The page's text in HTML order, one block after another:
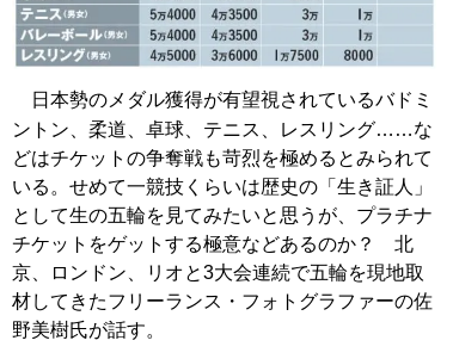
日本勢のメダル獲得が有望視されているバドミ
ントン、柔道、卓球、テニス、レスリング……な
どはチケットの争奪戦も苛烈を極めるとみられて
いる。せめて一競技くらいは歴史の「生き証人」
として生の五輪を見てみたいと思うが、プラチナ
チケットをゲットする極意などあるのか？ 北
京、ロンドン、リオと3大会連続で五輪を現地取
材してきたフリーランス・フォトグラファーの佐
野美樹氏が話す。